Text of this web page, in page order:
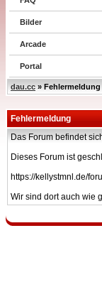
Bilder
Arcade
Portal
dau.cc » Fehlermeldung
Fehlermeldung
Das Forum befindet
Dieses Forum ist
https://kellystmnl.de/
Wir sind dort auch wie